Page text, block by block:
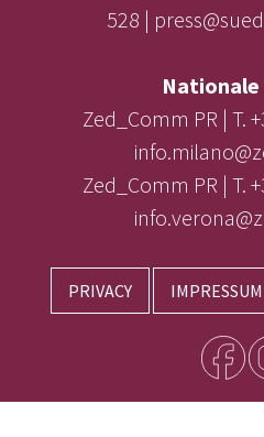
528 |
Nationale
Zed_Comm PR | T.
Zed_Comm PR | T.
PRIVACY IMPRESSUM